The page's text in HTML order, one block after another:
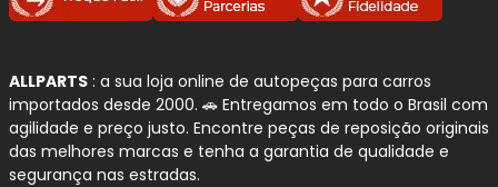
ALLPARTS : a sua loja online de autopeças para carros
importados desde 2000. 🚗 Entregamos em todo o Brasil com
agilidade e preço justo. Encontre peças de reposição originais
das melhores marcas e tenha a garantia de qualidade e
segurança nas estradas.